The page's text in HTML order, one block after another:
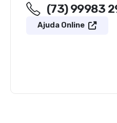
(73) 99983
Ajuda Online